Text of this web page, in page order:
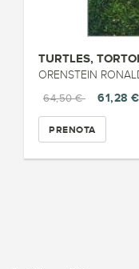
TURTLES,
ORENSTEIN
64,50 €
61,28 €
PRENOTA